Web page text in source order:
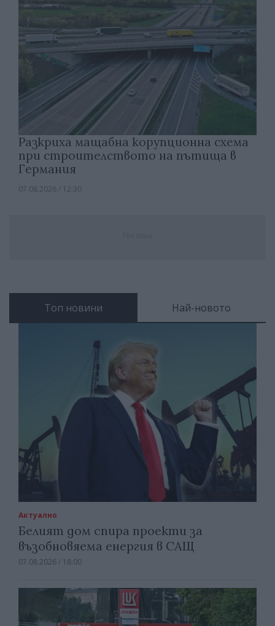
Разкриха мащабна корупционна схема
при строителството на пътища в
Германия
07.08.2026 / 12:30
Топ новини Най-новото
Актуално
Белият дом спира проекти за
възобновяема енергия в САЩ
07.08.2026 / 18:00